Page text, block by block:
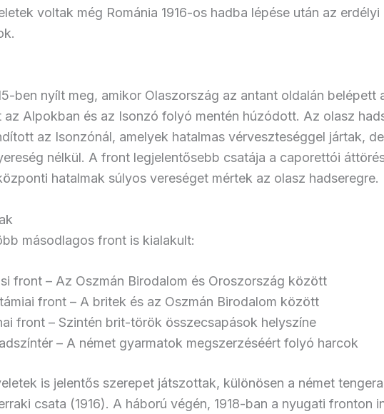
voltak még Románia 1916-os hadba lépése után az erdélyi
ben nyílt meg, amikor Olaszország az antant oldalán belépett
Alpokban és az Isonzó folyó mentén húzódott. Az olasz
az Isonzónál, amelyek hatalmas vérveszteséggel jártak, de
nélkül. A front legjelentősebb csatája a caporettói
hatalmak súlyos vereséget mértek az olasz hadseregre.
másodlagos front is kialakult:
front – Az Oszmán Birodalom és Oroszország között
front – A britek és az Oszmán Birodalom között
front – Szintén brit-török összecsapások helyszíne
– A német gyarmatok megszerzéséért folyó harcok
is jelentős szerepet játszottak, különösen a német
csata (1916). A háború végén, 1918-ban a nyugati fronton